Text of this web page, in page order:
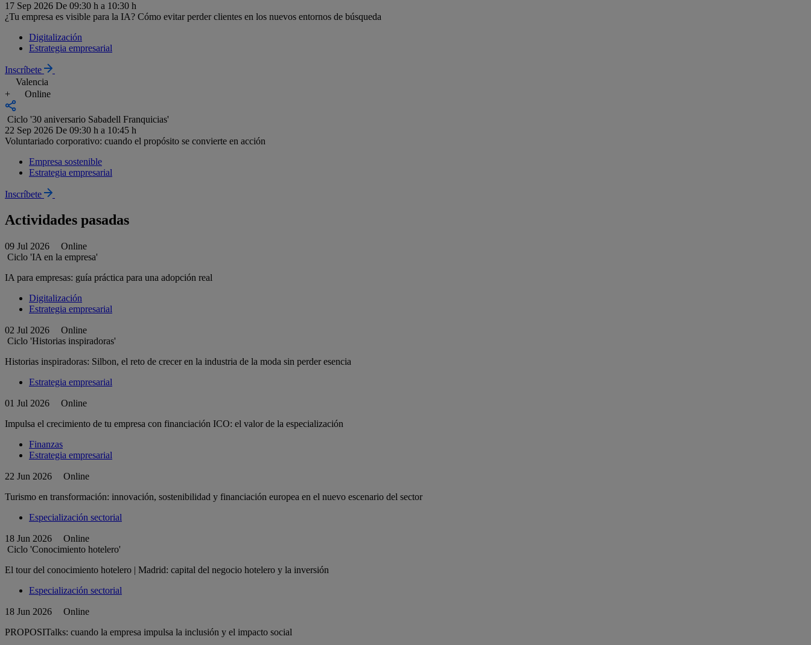
17 Sep 2026 De 09:30 h a 10:30 h
¿Tu empresa es visible para la IA? Cómo evitar perder clientes en los nuevos entornos de búsqueda
Digitalización
Estrategia empresarial
Inscríbete
Valencia
+
Online
Ciclo '30 aniversario Sabadell Franquicias'
22 Sep 2026 De 09:30 h a 10:45 h
Voluntariado corporativo: cuando el propósito se convierte en acción
Empresa sostenible
Estrategia empresarial
Inscríbete
Actividades pasadas
09 Jul 2026
Online
Ciclo 'IA en la empresa'
IA para empresas: guía práctica para una adopción real
Digitalización
Estrategia empresarial
02 Jul 2026
Online
Ciclo 'Historias inspiradoras'
Historias inspiradoras: Silbon, el reto de crecer en la industria de la moda sin perder esencia
Estrategia empresarial
01 Jul 2026
Online
Impulsa el crecimiento de tu empresa con financiación ICO: el valor de la especialización
Finanzas
Estrategia empresarial
22 Jun 2026
Online
Turismo en transformación: innovación, sostenibilidad y financiación europea en el nuevo escenario del sector
Especialización sectorial
18 Jun 2026
Online
Ciclo 'Conocimiento hotelero'
El tour del conocimiento hotelero | Madrid: capital del negocio hotelero y la inversión
Especialización sectorial
18 Jun 2026
Online
PROPOSITalks: cuando la empresa impulsa la inclusión y el impacto social